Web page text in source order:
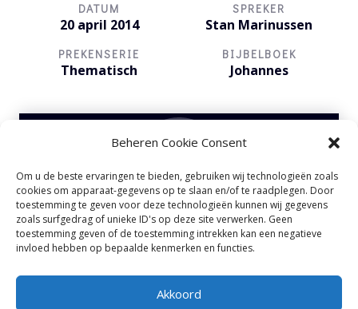
Beheren Cookie Consent
Om u de beste ervaringen te bieden, gebruiken wij technologieën zoals
cookies om apparaat-gegevens op te slaan en/of te raadplegen. Door
toestemming te geven voor deze technologieën kunnen wij gegevens
zoals surfgedrag of unieke ID's op deze site verwerken. Geen
toestemming geven of de toestemming intrekken kan een negatieve
invloed hebben op bepaalde kenmerken en functies.
Akkoord
DATUM
20 april 2014
SPREKER
Stan Marinussen
PREKENSERIE
Thematisch
BIJBELBOEK
Johannes
Audiospeler
00:00 00:00